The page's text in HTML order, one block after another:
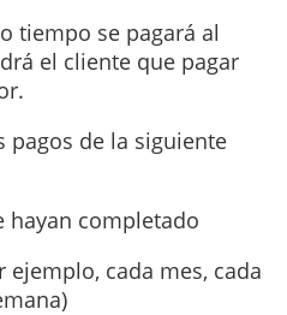
tiempo se pagará al
el cliente que pagar
pagos de la siguiente
hayan completado
cada mes, cada